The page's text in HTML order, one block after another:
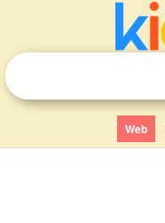
Web